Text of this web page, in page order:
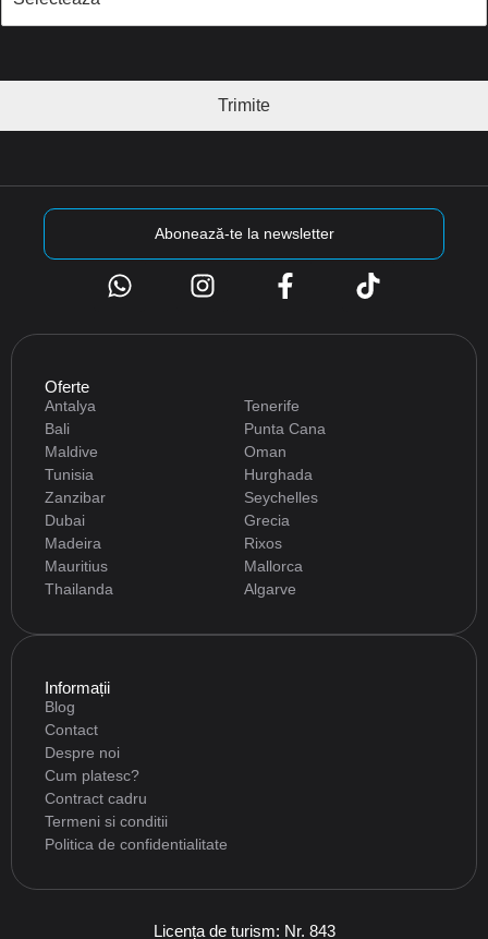
Trimite
Abonează-te la newsletter
Oferte
Antalya
Tenerife
Bali
Punta Cana
Maldive
Oman
Tunisia
Hurghada
Zanzibar
Seychelles
Dubai
Grecia
Madeira
Rixos
Mauritius
Mallorca
Thailanda
Algarve
Informații
Blog
Contact
Despre noi
Cum platesc?
Contract cadru
Termeni si conditii
Politica de confidentialitate
Licența de turism: Nr. 843